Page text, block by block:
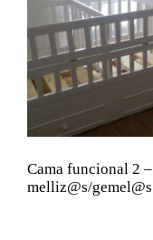
Cama funcional 2 –
melliz@s/gemel@s